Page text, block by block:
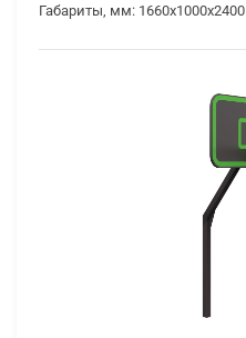
Габариты, мм: 1660х1000х2400